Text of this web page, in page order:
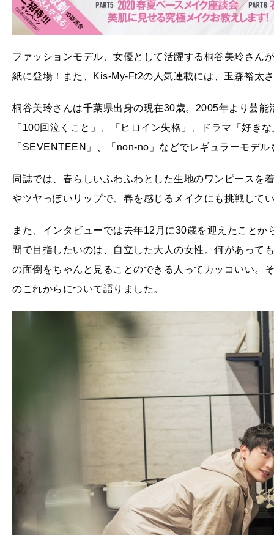
ファッションモデル、女優として活躍する桐谷美玲さん
紙に登場！また、Kis-My-Ft2の人気連載には、玉森裕太
桐谷美玲さんは千葉県出身の現在30歳。2005年より芸
「100回泣くこと」、「ヒロイン失格」、ドラマ「好き
「SEVENTEEN」、「non-no」などでレギュラーモデル
同誌では、春らしいふわふわとした生地のワンピースを
やツヤっぽいリップで、春を感じるメイクにも挑戦して
また、インタビューでは去年12月に30歳を迎えたこと
間で目指したいのは、自立した大人の女性。何があって
の面倒をちゃんと見ることのできる人ってカッコいい。
のこれからについて語りました。